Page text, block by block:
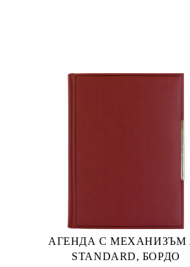
АГЕНДА С МЕХАНИЗЪМ
STANDARD, БОРДО